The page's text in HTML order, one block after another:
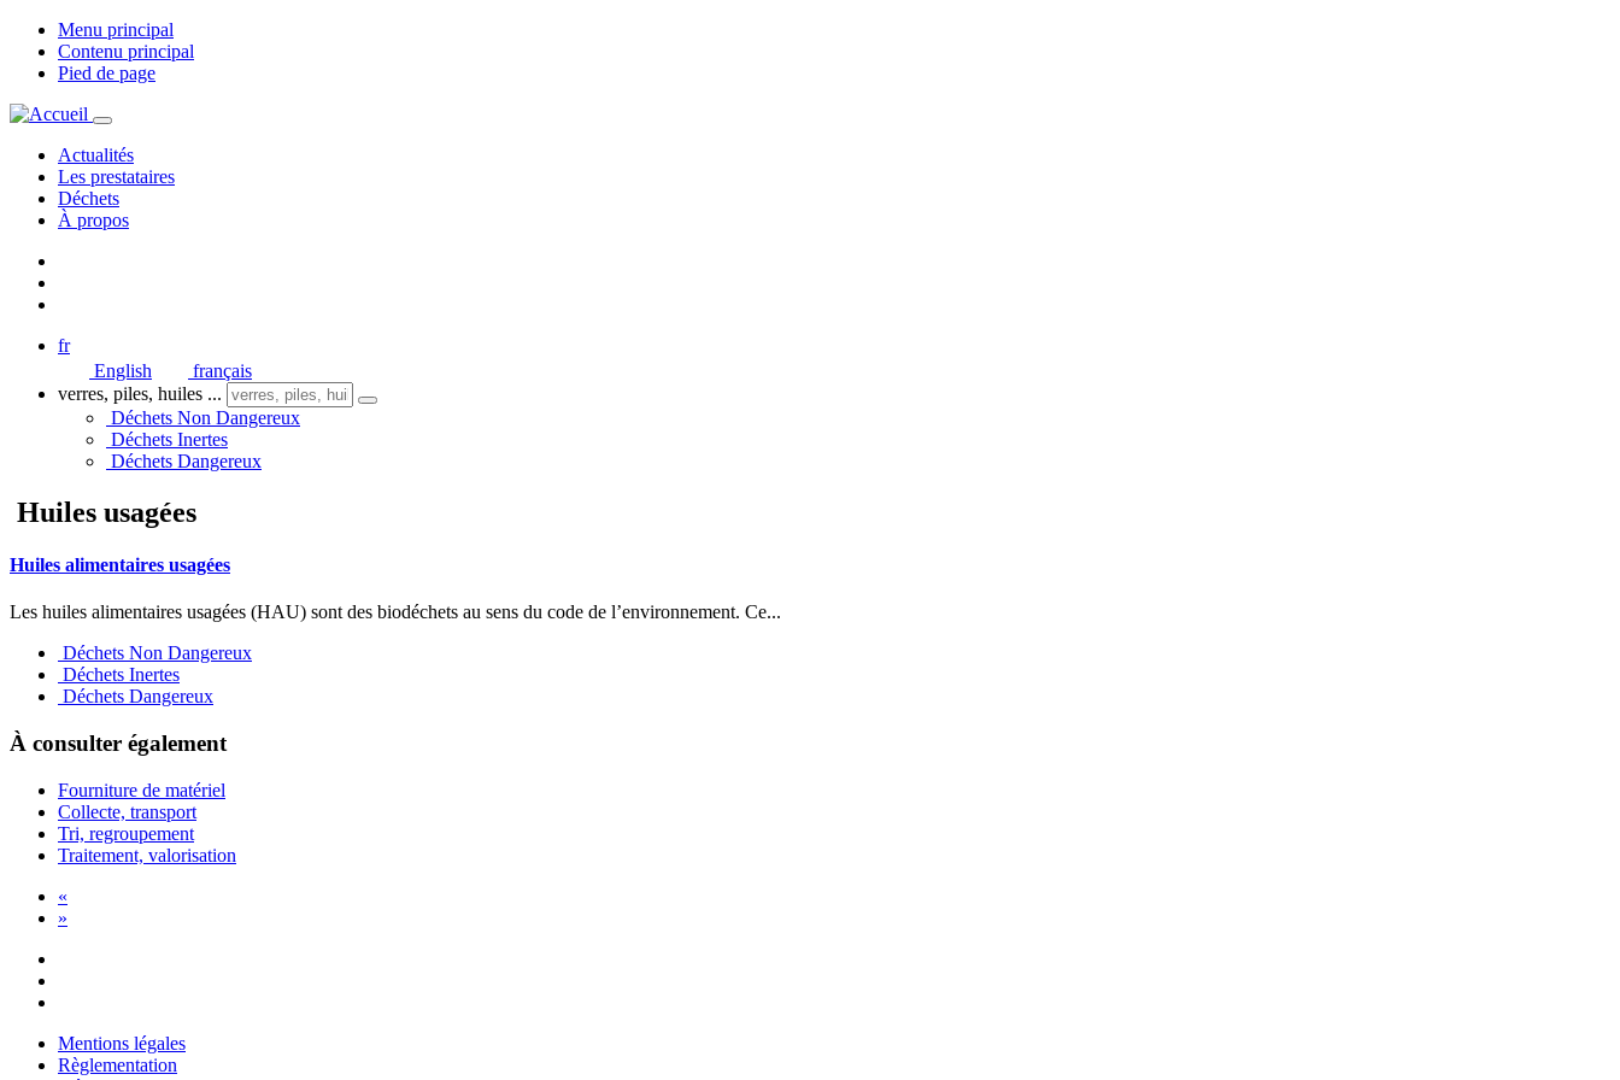
Menu principal
Contenu principal
Pied de page
Actualités
Les prestataires
Déchets
À propos
fr
English
français
verres, piles, huiles ...
Déchets Non Dangereux
Déchets Inertes
Déchets Dangereux
Huiles usagées
Huiles alimentaires usagées
Les huiles alimentaires usagées (HAU) sont des biodéchets au sens du code de l’environnement. Ce...
Déchets Non Dangereux
Déchets Inertes
Déchets Dangereux
À consulter également
Fourniture de matériel
Collecte, transport
Tri, regroupement
Traitement, valorisation
«
»
Mentions légales
Règlementation